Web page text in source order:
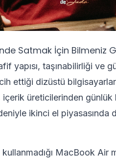
Satmak İçin Bilmeniz
yapısı, taşınabilirliği ve
ettiği dizüstü
içerik üreticilerinden günlük
ikinci el piyasasında
MacBook Air